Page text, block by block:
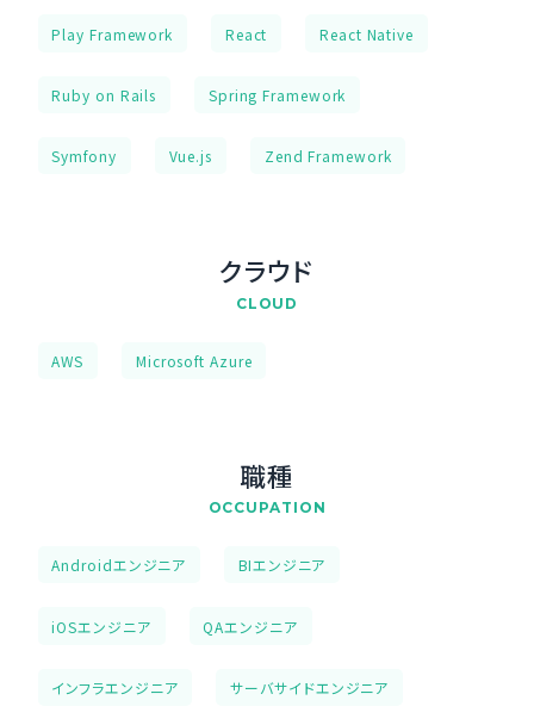
Play Framework React React Native
Ruby on Rails Spring Framework
Symfony Vue.js Zend Framework
クラウド
CLOUD
AWS Microsoft Azure
職種
OCCUPATION
Androidエンジニア BIエンジニア
iOSエンジニア QAエンジニア
インフラエンジニア サーバサイドエンジニア